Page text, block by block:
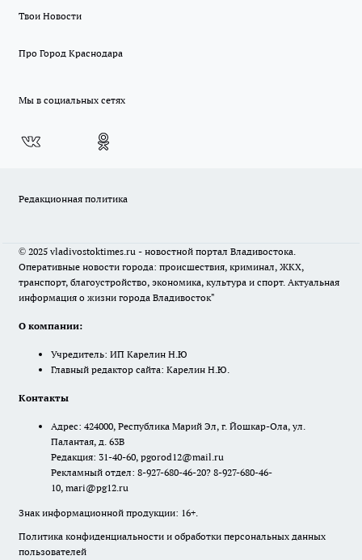
Твои Новости
Про Город Краснодара
Мы в социальных сетях
Редакционная политика
© 2025 vladivostoktimes.ru - новостной портал Владивостока.
Оперативные новости города: происшествия, криминал, ЖКХ,
транспорт, благоустройство, экономика, культура и спорт. Актуальная
информация о жизни города Владивосток"
О компании:
Учредитель: ИП Карелин Н.Ю
Главный редактор сайта: Карелин Н.Ю.
Контакты
Адрес: 424000, Республика Марий Эл, г. Йошкар-Ола, ул.
Палантая, д. 63В
Редакция: 31-40-60, pgorod12@mail.ru
Рекламный отдел: 8-927-680-46-20? 8-927-680-46-
10, mari@pg12.ru
Знак информационной продукции: 16+.
Политика конфиденциальности и обработки персональных данных
пользователей